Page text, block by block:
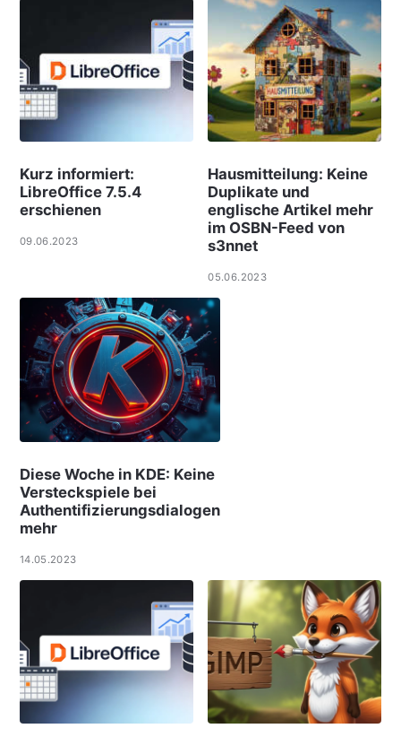
Kurz informiert:
LibreOffice 7.5.4
erschienen
09.06.2023
Hausmitteilung: Keine
Duplikate und
englische Artikel mehr
im OSBN-Feed von
s3nnet
05.06.2023
Diese Woche in KDE: Keine
Versteckspiele bei
Authentifizierungsdialogen
mehr
14.05.2023